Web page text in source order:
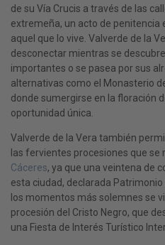
de su Vía Crucis a través de las
extremeña, un acto de penitencia
aquel que lo vive. Valverde de la
desconectar mientras se
importantes o se pasea por sus
alternativas como el Monasterio
donde sumergirse en la floración
oportunidad única.
Valverde de la Vera también
las fervientes procesiones que se
Cáceres, ya que una veintena de
esta ciudad, declarada Patrimonio
los momentos más solemnes se
procesión del Cristo Negro, que
una Fiesta de Interés Turístico